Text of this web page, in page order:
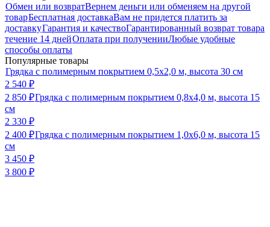
Обмен или возвратВернем деньги или обменяем на другой
товарБесплатная доставкаВам не придется платить за
доставкуГарантия и качествоГарантированный возврат товара
течение 14 днейОплата при полученииЛюбые удобные
способы оплаты
Популярные товары
Грядка с полимерным покрытием 0,5х2,0 м, высота 30 см
2 540 ₽
2 850 ₽Грядка с полимерным покрытием 0,8х4,0 м, высота 15
см
2 330 ₽
2 400 ₽Грядка с полимерным покрытием 1,0х6,0 м, высота 15
см
3 450 ₽
3 800 ₽